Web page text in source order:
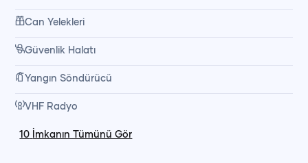
Günübirlik turlarımız, denizde geçirilen keyifli bir gün, leziz
Can Yelekleri
Güvenlik Halatı
Yangın Söndürücü
VHF Radyo
10 İmkanın Tümünü Gör